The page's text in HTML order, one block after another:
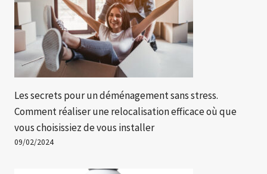
Les secrets pour un déménagement sans stress.
Comment réaliser une relocalisation efficace où que
vous choisissiez de vous installer
09/02/2024